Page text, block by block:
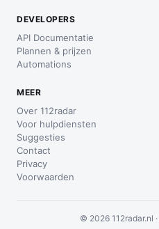
DEVELOPERS
API Documentatie
Plannen & prijzen
Automations
MEER
Over 112radar
Voor hulpdiensten
Suggesties
Contact
Privacy
Voorwaarden
© 2026 112radar.nl ·